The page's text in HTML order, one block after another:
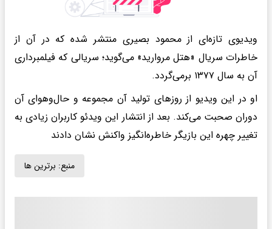
ویدیوی تازه‌ای از محمود بصیری منتشر شده که در آن از
خاطرات سریال «هتل مروارید» می‌گوید؛ سریالی که فیلمبرداری
آن به سال ۱۳۷۷ برمی‌گردد.
او در این ویدیو از روزهای تولید آن مجموعه و حال‌وهوای آن
دوران صحبت می‌کند. بعد از انتشار این ویدئو کاربران زیادی به
تغییر چهره این بازیگر خاطره‌انگیز واکنش نشان دادند
منبع: برترین ها